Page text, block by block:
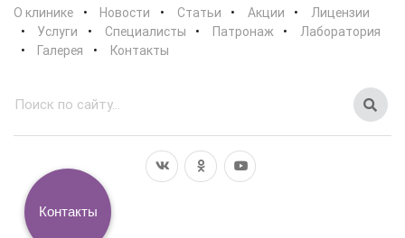
О клинике Новости Статьи Акции
Лицензии
Услуги
Специалисты Патронаж
Лаборатория
Галерея
Контакты
Контакты